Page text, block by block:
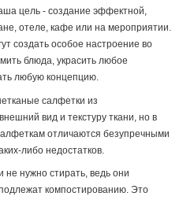
цель - создание эффектной,
отеле, кафе или на мероприятии.
создать особое настроение во
блюда, украсить любое
любую концепцию.
салфетки из
вид и текстуру ткани, но в
отличаются безупречными
либо недостатков.
не нужно стирать, ведь они
компостированию. Это